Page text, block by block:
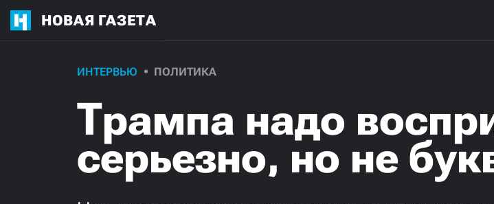
НОВАЯ ГАЗЕТА
ИНТЕРВЬЮ ПОЛИТИКА
Трампа надо
серьезно, но не